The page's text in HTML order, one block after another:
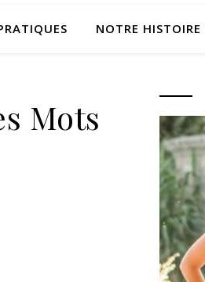
NOTRE HISTOIRE
Mots